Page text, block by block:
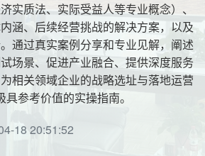
实质法、实际受益人等专业概念）、
涵、后续经营挑战的解决方案，以及
通过真实案例分享和专业见解，阐述
场景、促进产业融合、提供深度服务
相关领域企业的战略选址与落地运营
具参考价值的实操指南。
18 20:51:52